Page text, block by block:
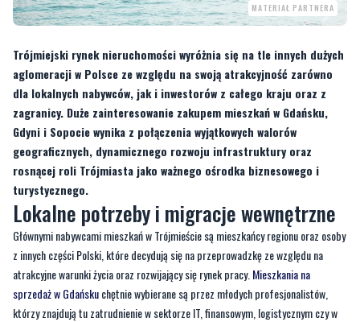
MATERIAŁ PARTNERA
Trójmiejski rynek nieruchomości wyróżnia się na tle innych dużych
aglomeracji w Polsce ze względu na swoją atrakcyjność zarówno
dla lokalnych nabywców, jak i inwestorów z całego kraju oraz z
zagranicy. Duże zainteresowanie zakupem mieszkań w Gdańsku,
Gdyni i Sopocie wynika z połączenia wyjątkowych walorów
geograficznych, dynamicznego rozwoju infrastruktury oraz
rosnącej roli Trójmiasta jako ważnego ośrodka biznesowego i
turystycznego.
Lokalne potrzeby i migracje wewnętrzne
Głównymi nabywcami mieszkań w Trójmieście są mieszkańcy regionu oraz osoby
z innych części Polski, które decydują się na przeprowadzkę ze względu na
atrakcyjne warunki życia oraz rozwijający się rynek pracy. Mieszkania na
sprzedaż w Gdańskuchętnie wybierane są przez młodych profesjonalistów,
którzy znajdują tu zatrudnienie w sektorze IT, finansowym, logistycznym czy w